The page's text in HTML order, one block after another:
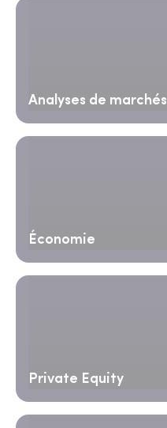
Analyses de marchés
Économie
Private Equity